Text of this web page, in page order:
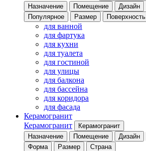
Назначение
Помещение Дизайн
Популярное
Размер Поверхность
для ванной
для фартука
для кухни
для туалета
для гостиной
для улицы
для балкона
для бассейна
для коридора
для фасада
Керамогранит
Керамогранит
Керамогранит
Назначение
Помещение Дизайн
Форма
Размер Страна